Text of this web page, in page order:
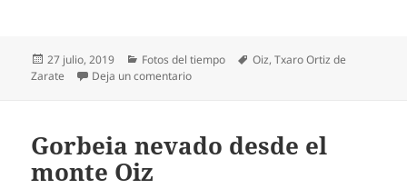
Publicado
el
27 julio, 2019 Categorías
Fotos del tiempo Etiquetas
Oiz,Txaro Ortiz de
Zarate
Deja un comentarioen Amanecer desde el monte Oiz
Gorbeia nevado desde el
monte Oiz